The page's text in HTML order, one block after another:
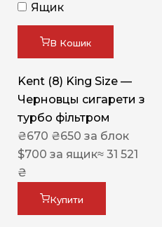
Ящик
В Кошик
Kent (8) King Size —
Черновцы сигарети з
турбо фільтром
₴670 ₴650 за блок
$700 за ящик≈ 31 521
₴
Купити